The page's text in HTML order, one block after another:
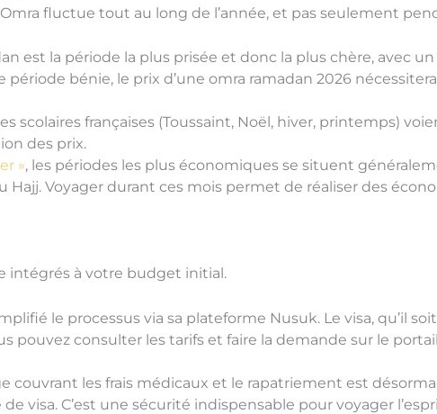
fluctue tout au long de l’année, et pas seulement
est la période la plus prisée et donc la plus chère, avec
période bénie, le prix d’une omra ramadan 2026
scolaires françaises (Toussaint, Noël, hiver, printemps)
des prix.
», les périodes les plus économiques se situent
Hajj. Voyager durant ces mois permet de réaliser des
intégrés à votre budget initial.
le processus via sa plateforme Nusuk. Le visa, qu’il
pouvez consulter les tarifs et faire la demande sur le
couvrant les frais médicaux et le rapatriement est
visa. C’est une sécurité indispensable pour voyager